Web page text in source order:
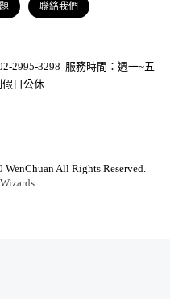
聯絡我們
2995-3298 服務時間：週一~五
假日公休
All Rights Reserved.
Wizards